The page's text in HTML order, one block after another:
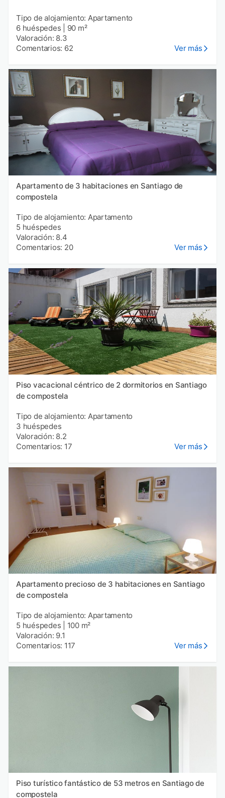
Tipo de alojamiento: Apartamento
6 huéspedes
90 m²
Valoración: 8.3
Comentarios: 62
Ver más
Apartamento de 3 habitaciones en Santiago de
compostela
Tipo de alojamiento: Apartamento
5 huéspedes
Valoración: 8.4
Comentarios: 20
Ver más
Piso vacacional céntrico de 2 dormitorios en Santiago
de compostela
Tipo de alojamiento: Apartamento
3 huéspedes
Valoración: 8.2
Comentarios: 17
Ver más
Apartamento precioso de 3 habitaciones en Santiago
de compostela
Tipo de alojamiento: Apartamento
5 huéspedes
100 m²
Valoración: 9.1
Comentarios: 117
Ver más
Piso turístico fantástico de 53 metros en Santiago de
compostela